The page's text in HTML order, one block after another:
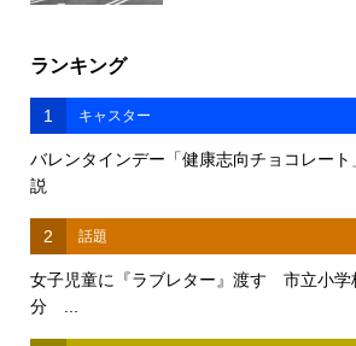
ランキング
1 キャスター
バレンタインデー「健康志向チョコレー
説
2 話題
女子児童に『ラブレター』渡す 市立小学
分 ...